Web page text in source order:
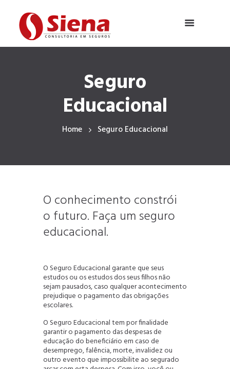
Seguro
Educacional
Home Seguro Educacional
O conhecimento constrói
o futuro. Faça um seguro
educacional.
O Seguro Educacional garante que seus
estudos ou os estudos dos seus filhos não
sejam pausados, caso qualquer acontecimento
prejudique o pagamento das obrigações
escolares.
O Seguro Educacional tem por finalidade
garantir o pagamento das despesas de
educação do beneficiário em caso de
desemprego, falência, morte, invalidez ou
outro evento que impossibilite ao segurado